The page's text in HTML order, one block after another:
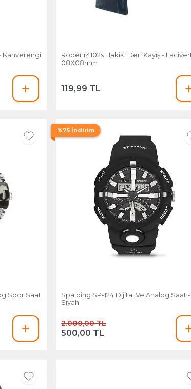
Roder r4102s Hakiki Deri Kayış - Lacivert -
08X08mm
119,99 TL
Spor Saat
%75 İndirim
Spalding SP-124 Dijital Ve Analog Saat -
Siyah
2.000,00 TL
500,00 TL